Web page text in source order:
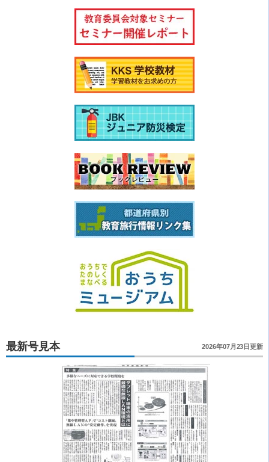
最新号見本 2026年07月23日更新